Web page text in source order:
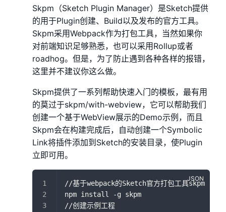
Skpm（Sketch Plugin Manager）是Sketch提供
的用于Plugin创建、Build以及发布的官方工具。
Skpm采用Webpack作为打包工具，当然如果你
对前端知识足够熟悉，也可以采用Rollup或者
roadhog。但是，为了防止遇到各种各样的报错，
这里并不建议你这么做。
Skpm提供了一系列帮助快速入门的模板，最有用
的莫过于skpm/with-webview，它可以帮助我们
创建一个基于WebView展示的Demo示例，而且
Skpm会在构建完成后，自动创建一个Symbolic
Link将插件添加到Sketch的安装目录，使Plugin
立即可用。
//基于webpack的Sketch官方打包工具skpm
npm install -g skpm
//创建示例工程